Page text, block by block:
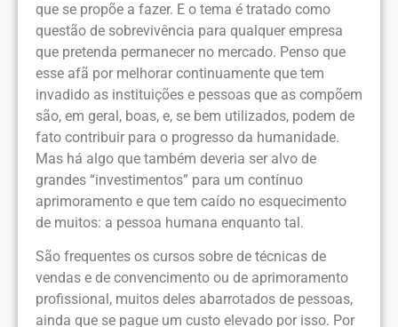
que se propõe a fazer. E o tema é tratado como
questão de sobrevivência para qualquer empresa
que pretenda permanecer no mercado. Penso que
esse afã por melhorar continuamente que tem
invadido as instituições e pessoas que as compõem
são, em geral, boas, e, se bem utilizados, podem de
fato contribuir para o progresso da humanidade.
Mas há algo que também deveria ser alvo de
grandes “investimentos” para um contínuo
aprimoramento e que tem caído no esquecimento
de muitos: a pessoa humana enquanto tal.
São frequentes os cursos sobre de técnicas de
vendas e de convencimento ou de aprimoramento
profissional, muitos deles abarrotados de pessoas,
ainda que se pague um custo elevado por isso. Por